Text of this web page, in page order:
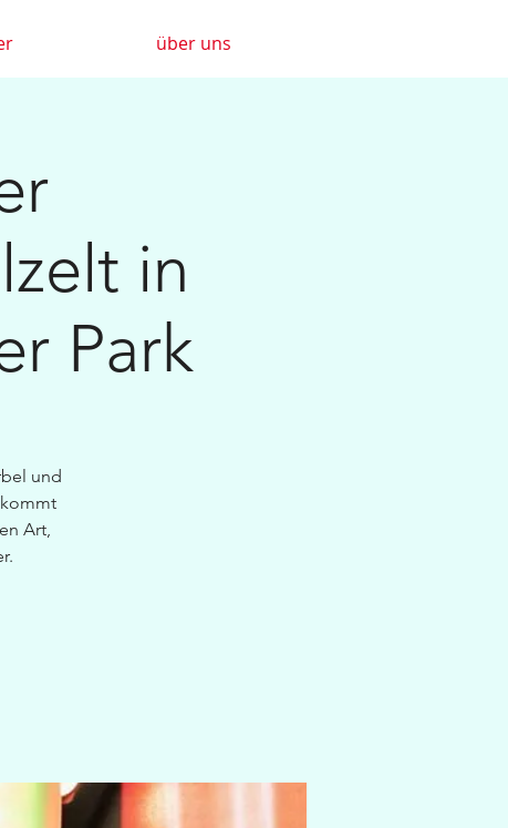
über uns
in
Park
und
Art,